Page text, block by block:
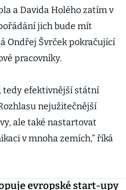
a Davida Holého zatím v
jich bude mít
Ondřej Švrček pokračující
pracovníky.
tedy efektivnější státní
nejužitečnější
ale také nastartovat
v mnoha zemích,“ říká
evropské start-upy